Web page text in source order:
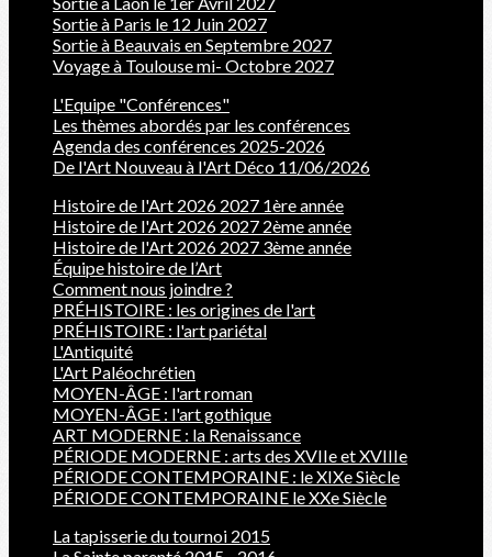
Sortie à Paris le 12 Juin 2027
Sortie à Beauvais en Septembre 2027
Voyage à Toulouse mi- Octobre 2027
L'Equipe "Conférences"
Les thèmes abordés par les conférences
Agenda des conférences 2025-2026
De l'Art Nouveau à l'Art Déco 11/06/2026
Histoire de l'Art 2026 2027 1ère année
Histoire de l'Art 2026 2027 2ème année
Histoire de l'Art 2026 2027 3ème année
Équipe histoire de l’Art
Comment nous joindre ?
PRÉHISTOIRE : les origines de l'art
PRÉHISTOIRE : l'art pariétal
L'Antiquité
L'Art Paléochrétien
MOYEN-ÂGE : l'art roman
MOYEN-ÂGE : l'art gothique
ART MODERNE : la Renaissance
PÉRIODE MODERNE : arts des XVIIe et XVIIIe
PÉRIODE CONTEMPORAINE : le XIXe Siècle
PÉRIODE CONTEMPORAINE le XXe Siècle
La tapisserie du tournoi 2015